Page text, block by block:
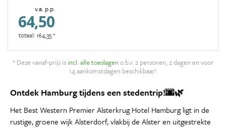
v.a. p.p.
64,50
totaal: 164,35 *
* Deze vanaf-prijs is incl. alle toeslagen o.b.v. 2 personen, 2 dagen en voor
14 aankomstdagen beschikbaar!
Ontdek Hamburg tijdens een stedentrip!🌆🌿
Het Best Western Premier Alsterkrug Hotel Hamburg ligt in de
rustige, groene wijk Alsterdorf, vlakbij de Alster en uitgestrekte